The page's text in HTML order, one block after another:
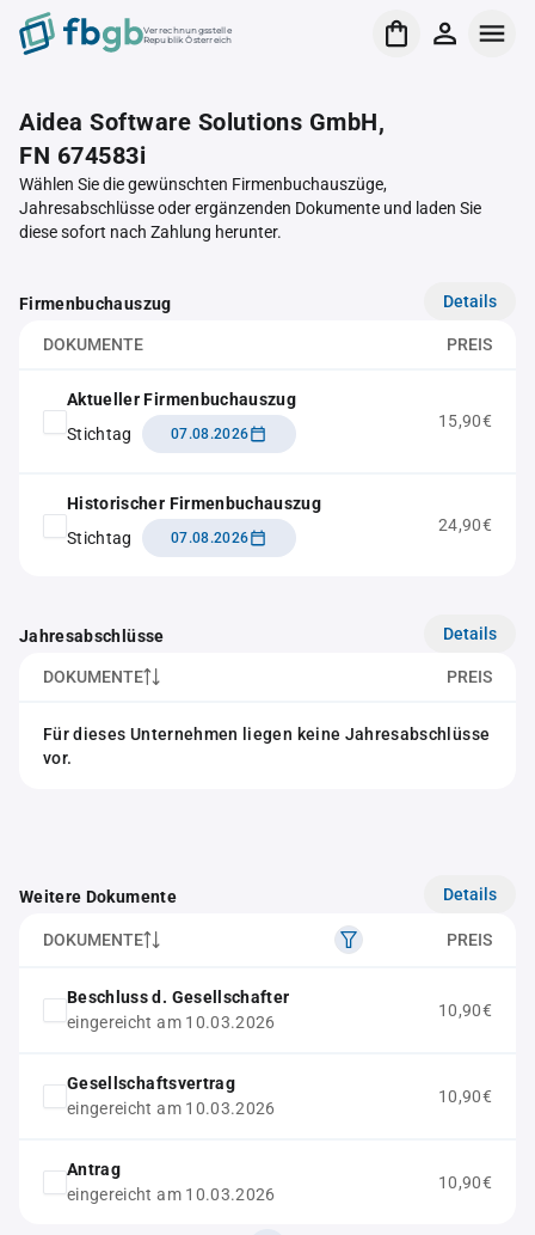
Verrechnungsstelle
Republik Österreich
Aidea Software Solutions GmbH,
FN 674583i
Wählen Sie die gewünschten Firmenbuchauszüge,
Jahresabschlüsse oder ergänzenden Dokumente und laden Sie
diese sofort nach Zahlung herunter.
Firmenbuchauszug Details
DOKUMENTE PREIS
Aktueller Firmenbuchauszug
Stichtag
07.08.2026
15,90€
Historischer Firmenbuchauszug
Stichtag
07.08.2026
24,90€
Jahresabschlüsse Details
DOKUMENTE PREIS
Für dieses Unternehmen liegen keine Jahresabschlüsse
vor.
Weitere Dokumente Details
DOKUMENTE PREIS
Beschluss d. Gesellschafter
eingereicht am 10.03.2026
10,90€
Gesellschaftsvertrag
eingereicht am 10.03.2026
10,90€
Antrag
eingereicht am 10.03.2026
10,90€